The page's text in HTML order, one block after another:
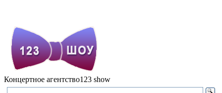
Концертное агентство123 show